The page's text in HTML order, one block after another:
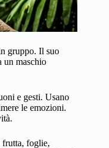
gruppo. Il suo
un maschio
e gesti. Usano
le emozioni.
frutta, foglie,